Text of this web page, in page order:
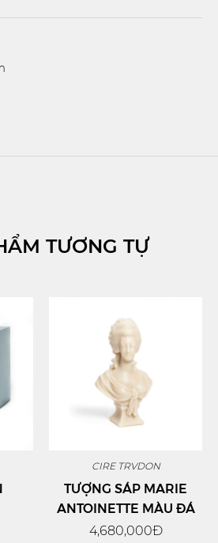
TƯƠNG TỰ
CIRE TRVDON
TƯỢNG SÁP MARIE
ANTOINETTE MÀU ĐÁ
4,680,000Đ